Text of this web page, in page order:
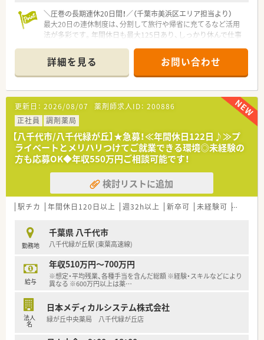
せるというポジティブなサイクルを実感しながら働ける点が魅
力です。
■全国規模のネットワークを活かした豊富な研修メニューや公
募制度があり、自分次第でどこまでも成長できるチャンスが溢れ
ています。
＼圧巻の長期連休20日間！／（千葉市美浜区エリア担当より）
最大20日の連休制度は、分割して旅行や帰省に充てるなど活用
法が多彩です。年間休日も最大125日あり、しっかり休んで仕事
＊------------------------------------------＊
【店舗情報と応需状況について】
■海浜幕張駅から徒歩8分という好立地にあり、近隣のオフィス
ビルやクリニックからの処方箋を幅広く受け付ける面分業の薬
局です。
■1日あたりの処方箋枚数は約10枚と比較的ゆとりがあり、一人
ひとりのお客様に対して時間をかけた丁寧な投薬や相談が可能
です。
■広域の医療機関から多様な処方箋が持ち込まれるため、特定の
科目に偏ることなく多岐にわたる医薬品の知識を習得できる環
境です。
【こんな取り組みをしています】
■「ペア転勤制度」を導入しており、夫婦共に同社で就業してい
る場合は、キャリアを中断させることなく一緒に転勤することが
■漢方やシニアケア、健康食品など調剤以外のヘルスケア領域を
強化し、地域ニーズを先取りする「ヘルスケアステーション」を
構築中です。
■20日間の長期休暇は一括取得だけでなく、5日間の4回分割な
どライフスタイルに合わせて柔軟に取得方法を選択できる工夫
があります。
【こんな方が活躍中】
■大手企業の安定した環境の中で、調剤だけでなくOTC販売や健
康相談にも積極的に携わりたい多能工型の薬剤師が数多く活躍
詳細を見る お問い合わせ
更新日： 2026/08/07 薬剤師求人ID： 200886
正社員
調剤薬局
【八千代市/八千代緑が丘】★急募！≪年間休日122日♪≫プ
ライベートとメリハリつけてご就業できる環境◎未経験の
方も応募OK◆年収550万円ご相談可能です！
検討リストに追加
駅チカ 年間休日120日以上 週32h以上 新卒可 未経験可 ブラン
勤務地
千葉県 八千代市
八千代緑が丘駅 (東葉高速線)
給与
年収510万円～700万円
※想定・平均残業、各種手当を含んだ総額 ※経験・スキルなどにより
異なる ※600万円以上は薬…
法人
名
日本メディカルシステム株式会社
緑が丘中央薬局 八千代緑が丘店